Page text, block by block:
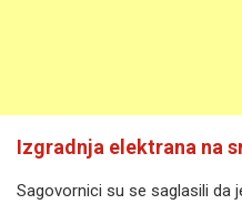
Izgradnja elektrana na
Sagovornici su se saglasili da